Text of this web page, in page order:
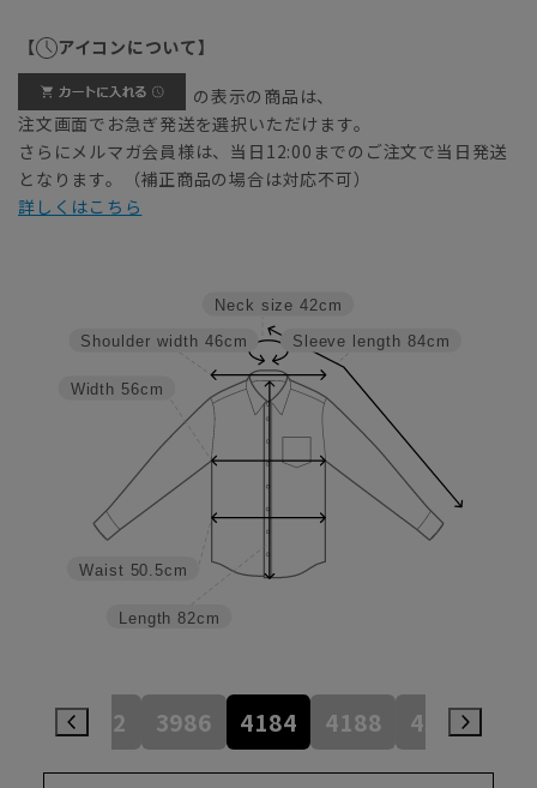
【 アイコンについて】
の表示の商品は、
注文画面でお急ぎ発送を選択いただけます。
さらにメルマガ会員様は、当日12:00までのご注文で当日発送
となります。（補正商品の場合は対応不可）
詳しくはこちら
Sleeve length 84cm
Neck size 42cm
Length 82cm
Waist 50.5cm
Width 56cm
Shoulder width 46cm
3982 3986 4184 4188 4386